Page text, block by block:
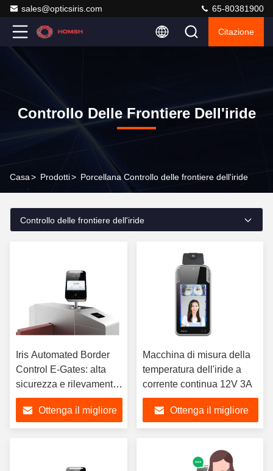
sales@opticsiris.com 65-80381900
Citazione
Controllo Delle Frontiere Dell'iride
Casa> Prodotti> Porcellana Controllo delle frontiere dell'iride
Controllo delle frontiere dell'iride
Iris Automated Border
Control E-Gates: alta
sicurezza e rilevamento
della vitalità
Ottenga il migliore
Macchina di misura della
temperatura dell'iride a
corrente continua 12V 3A
Ottenga il migliore